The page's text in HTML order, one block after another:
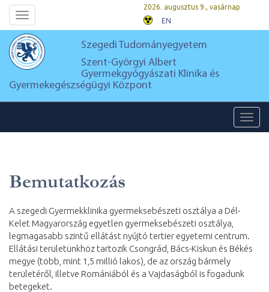
Toggle
navigation
2026. augusztus 9., vasárnap
EN
Szegedi Tudományegyetem
Szent-Györgyi Albert
Gyermekgyógyászati Klinika és
Gyermekegészségügyi Központ
Bemutatkozás
A szegedi Gyermekklinika gyermeksebészeti osztálya a Dél-
Kelet Magyarország egyetlen gyermeksebészeti osztálya,
legmagasabb szintű ellátást nyújtó tertier egyetemi centrum.
Ellátási területünkhöz tartozik Csongrád, Bács-Kiskun és Békés
megye (több, mint 1,5 millió lakos), de az ország bármely
területéről, illetve Romániából és a Vajdaságból is fogadunk
betegeket.